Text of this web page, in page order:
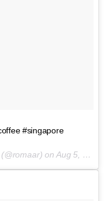
#singapore
on Aug 5, 2017 at 3:05am PDT